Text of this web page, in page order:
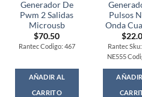
Generador De
Pwm 2 Salidas
Microusb
$70.50
Rantec Codigo: 467
AÑADIR AL
CARRITO
Pulsos
Onda
$
Rantec
NE555